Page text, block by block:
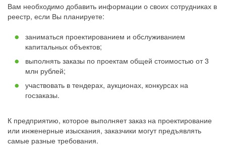
Вам необходимо добавить информации о своих сотрудниках в
реестр, если Вы планируете:
заниматься проектированием и обслуживанием
капитальных объектов;
выполнять заказы по проектам общей стоимостью от 3
млн рублей;
участвовать в тендерах, аукционах, конкурсах на
госзаказы.
К предприятию, которое выполняет заказ на проектирование
или инженерные изыскания, заказчики могут предъявлять
самые разные требования.